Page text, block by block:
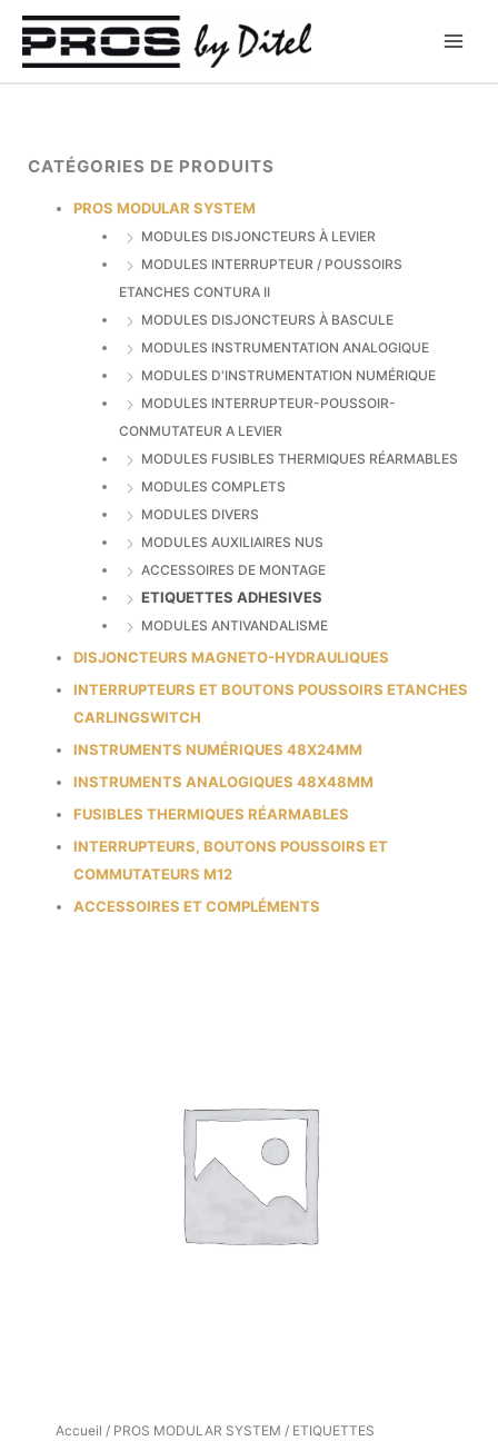
Aller
contenu
CATÉGORIES DE PRODUITS
PROS MODULAR SYSTEM
MODULES DISJONCTEURS À LEVIER
MODULES INTERRUPTEUR / POUSSOIRS
ETANCHES CONTURA II
MODULES DISJONCTEURS À BASCULE
MODULES INSTRUMENTATION ANALOGIQUE
MODULES D'INSTRUMENTATION NUMÉRIQUE
MODULES INTERRUPTEUR-POUSSOIR-
CONMUTATEUR A LEVIER
MODULES FUSIBLES THERMIQUES RÉARMABLES
MODULES COMPLETS
MODULES DIVERS
MODULES AUXILIAIRES NUS
ACCESSOIRES DE MONTAGE
ETIQUETTES ADHESIVES
MODULES ANTIVANDALISME
DISJONCTEURS MAGNETO-HYDRAULIQUES
INTERRUPTEURS ET BOUTONS POUSSOIRS ETANCHES
CARLINGSWITCH
INSTRUMENTS NUMÉRIQUES 48X24MM
INSTRUMENTS ANALOGIQUES 48X48MM
FUSIBLES THERMIQUES RÉARMABLES
INTERRUPTEURS, BOUTONS POUSSOIRS ET
COMMUTATEURS M12
ACCESSOIRES ET COMPLÉMENTS
Accueil / PROS MODULAR SYSTEM / ETIQUETTES